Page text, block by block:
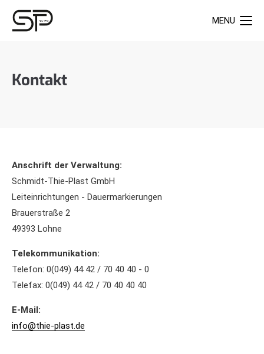
MENU
Kontakt
Anschrift der Verwaltung:
Schmidt-Thie-Plast GmbH
Leiteinrichtungen - Dauermarkierungen
Brauerstraße 2
49393 Lohne
Telekommunikation:
Telefon: 0(049) 44 42 / 70 40 40 - 0
Telefax: 0(049) 44 42 / 70 40 40 40
E-Mail:
info@thie-plast.de